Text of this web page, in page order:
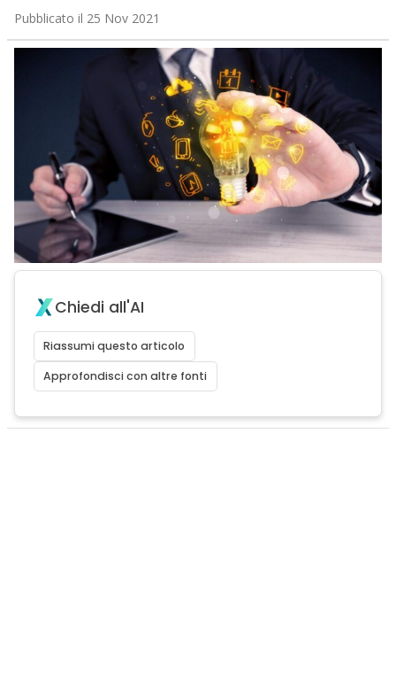
Pubblicato il 25 Nov 2021
Chiedi all'AI
Riassumi questo articolo
Approfondisci con altre fonti